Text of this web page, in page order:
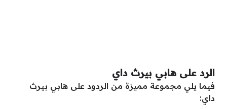
الرد على هابي بيرث داي
فيما يلي مجموعة مميزة من الردود على هابي بيرث
داي: